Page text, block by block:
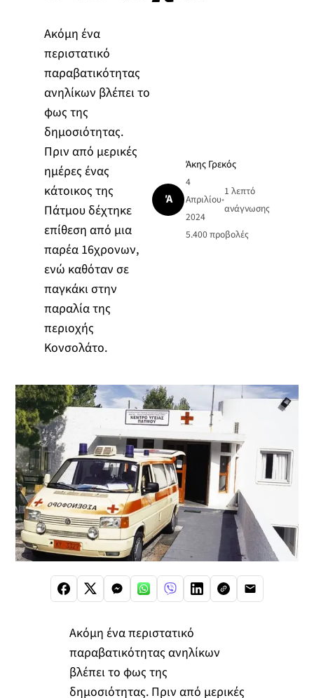
Ακόμη ένα
περιστατικό
παραβατικότητας
ανηλίκων βλέπει το
φως της
δημοσιότητας.
Πριν από μερικές
ημέρες ένας
κάτοικος της
Πάτμου δέχτηκε
επίθεση από μια
παρέα 16χρονων,
ενώ καθόταν σε
παγκάκι στην
παραλία της
περιοχής
Κονσολάτο.
Ά
Άκης Γρεκός
4
Απριλίου
2024
•
1 λεπτό
ανάγνωσης
5.400προβολές
Ακόμη ένα περιστατικό
παραβατικότητας ανηλίκων
βλέπει το φως της
δημοσιότητας. Πριν από μερικές